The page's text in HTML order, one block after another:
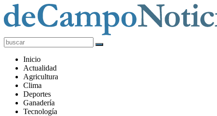
deCampoNoticias
Actualidad
Agropecuaria
Inicio
Actualidad
Agricultura
Clima
Deportes
Ganadería
Tecnología